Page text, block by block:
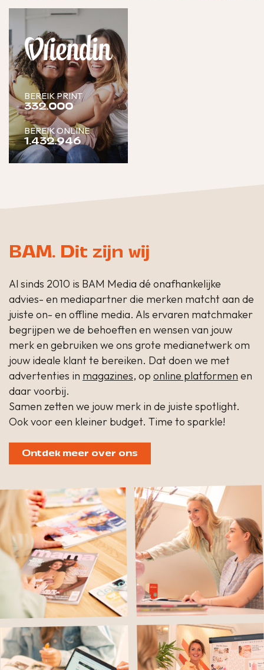
BEREIK PRINT
332.000
BEREIK ONLINE
1.432.946
BAM. Dit zijn wij
Al sinds 2010 is BAM Media dé onafhankelijke
advies- en mediapartner die merken matcht aan de
juiste on- en offline media. Als ervaren matchmaker
begrijpen we de behoeften en wensen van jouw
merk en gebruiken we ons grote medianetwerk om
jouw ideale klant te bereiken. Dat doen we met
advertenties in magazines, op online platformen en
daar voorbij.
Samen zetten we jouw merk in de juiste spotlight.
Ook voor een kleiner budget. Time to sparkle!
Ontdek meer over ons